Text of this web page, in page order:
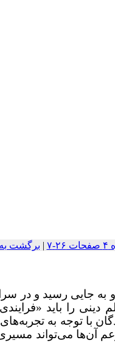
| برگشت
به جایی رسید و در
دینی را باید
با توجه به
آن‌ها می‌تواند